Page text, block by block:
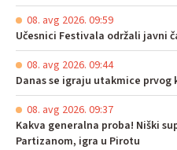
08. avg 2026. 09:59
Učesnici Festivala održali javni
08. avg 2026. 09:44
Danas se igraju utakmice prvog
08. avg 2026. 09:37
Kakva generalna proba! Niški
Partizanom, igra u Pirotu